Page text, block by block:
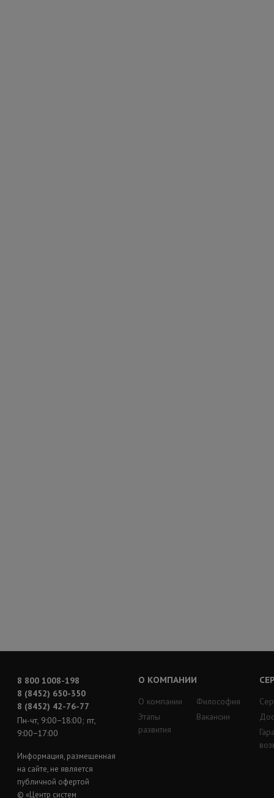
8 800 1008-198
8 (8452) 650-350
8 (8452) 42-76-77
Пн-чт, 9:00−18:00; пт,
9:00−17:00
Информация, размещенная
на сайте, не является
публичной офертой
© «Центр систем
О КОМПАНИИ
О компании
Этапы
развития
Философия
Вакансии